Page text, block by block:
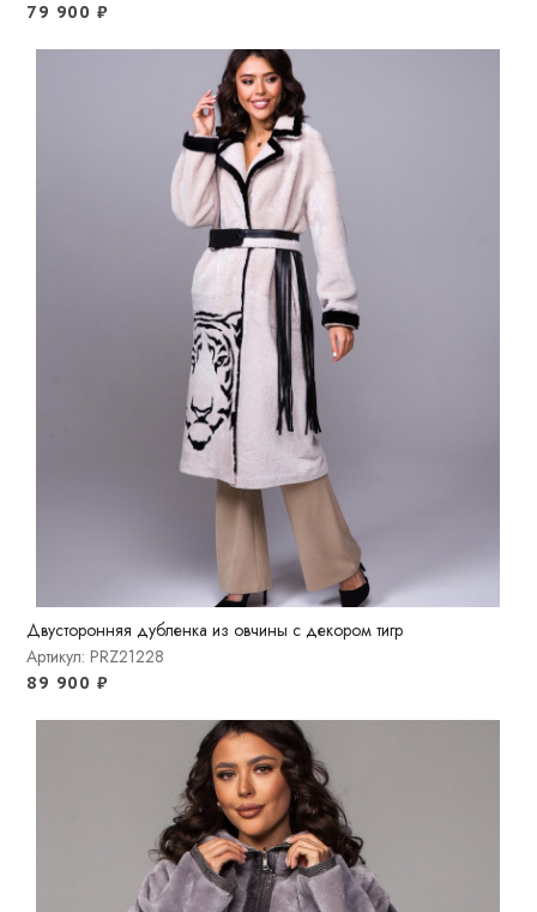
79 900 ₽
Двусторонняя дубленка из овчины с декором тигр
Артикул: PRZ21228
89 900 ₽